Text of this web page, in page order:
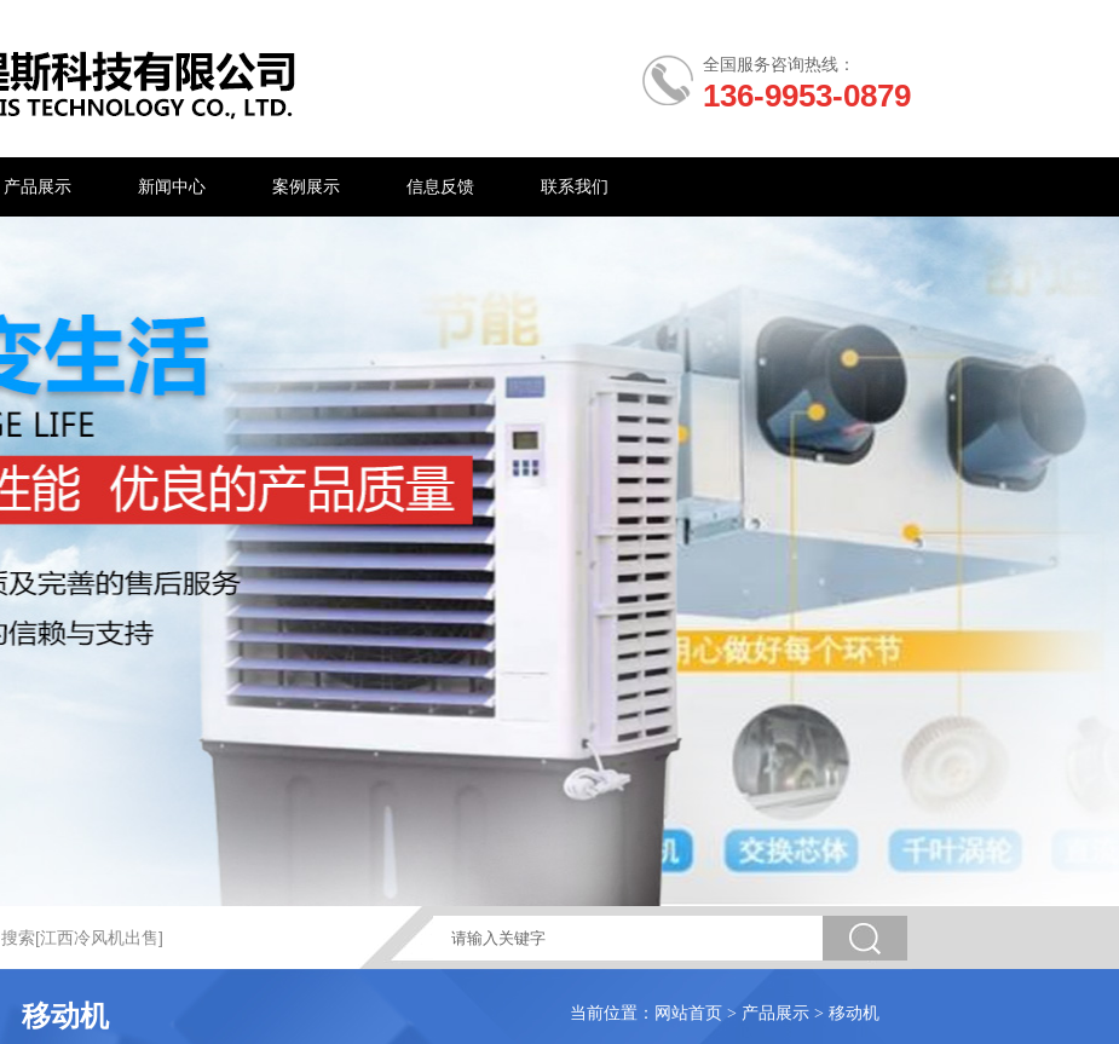
全国服务咨询热线：
136-9953-0879
产品展示 新闻中心 案例展示 信息反馈 联系我们
搜索[江西冷风机出售]
当前位置： 网站首页 > 产品展示 > 移动机
移动机